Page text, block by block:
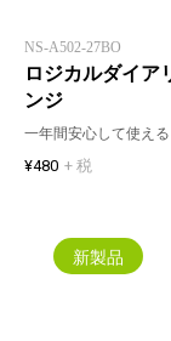
NS-A502-27BO
ロジカルダイア
ンジ
一年間安心して使え
¥480 + 税
新製品